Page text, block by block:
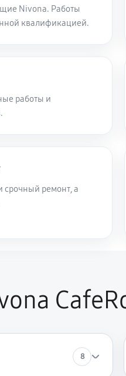
Nivona. Работы
квалификацией.
работы и
срочный ремонт, а
8